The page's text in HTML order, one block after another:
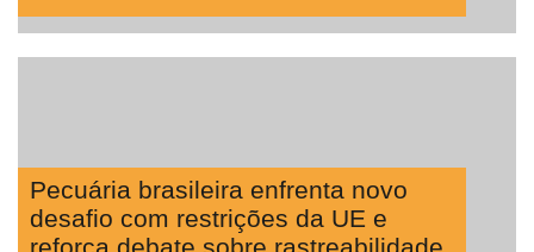
Pecuária brasileira enfrenta novo
desafio com restrições da UE e
reforça debate sobre rastreabilidade